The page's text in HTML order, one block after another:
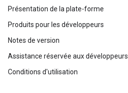
Présentation de la plate-forme
Produits pour les développeurs
Notes de version
Assistance réservée aux développeurs
Conditions d'utilisation